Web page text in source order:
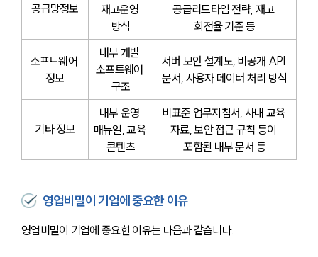
공급망정보
재고운영
방식
공급리드타임 전략, 재고
회전율 기준 등
소프트웨어
정보
내부 개발
소프트웨어
구조
서버 보안 설계도, 비공개 API
문서, 사용자 데이터 처리 방식
기타 정보
내부 운영
매뉴얼, 교육
콘텐츠
비표준 업무지침서, 사내 교육
자료, 보안 접근 규칙 등이
포함된 내부 문서 등
영업비밀이 기업에 중요한 이유
영업비밀이 기업에 중요한 이유는 다음과 같습니다.